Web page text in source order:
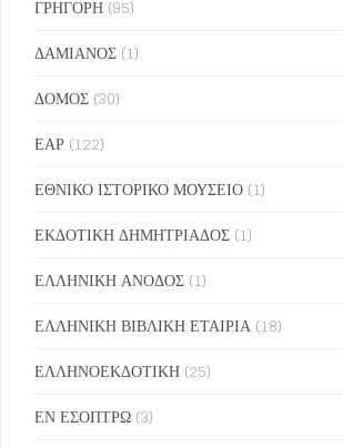
ΓΡΗΓΟΡΗ (95)
ΔΑΜΙΑΝΟΣ (1)
ΔΟΜΟΣ (30)
ΕΑΡ (122)
ΕΘΝΙΚΟ ΙΣΤΟΡΙΚΟ ΜΟΥΣΕΙΟ (1)
ΕΚΔΟΤΙΚΗ ΔΗΜΗΤΡΙΑΔΟΣ (1)
ΕΛΛΗΝΙΚΗ ΑΝΟΔΟΣ (1)
ΕΛΛΗΝΙΚΗ ΒΙΒΛΙΚΗ ΕΤΑΙΡΙΑ (18)
ΕΛΛΗΝΟΕΚΔΟΤΙΚΗ (25)
ΕΝ ΕΣΟΠΤΡΩ (3)